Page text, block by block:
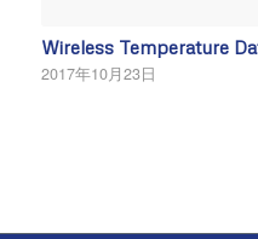
Wireless Temperature
2017年10月23日